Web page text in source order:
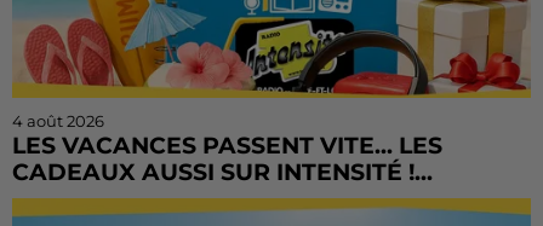
4 août 2026
LES VACANCES PASSENT VITE... LES
CADEAUX AUSSI SUR INTENSITÉ !...
L'été file à toute vitesse, mais il est encore temps de